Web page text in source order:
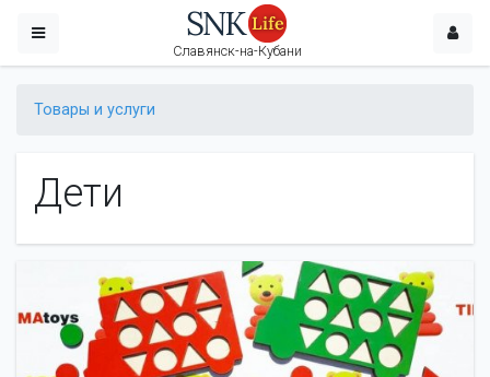
Славянск-на-Кубани
Товары и услуги
Дети